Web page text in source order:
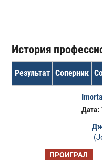
История
Результат Соперник
Дата:
ПРОИГРАЛ